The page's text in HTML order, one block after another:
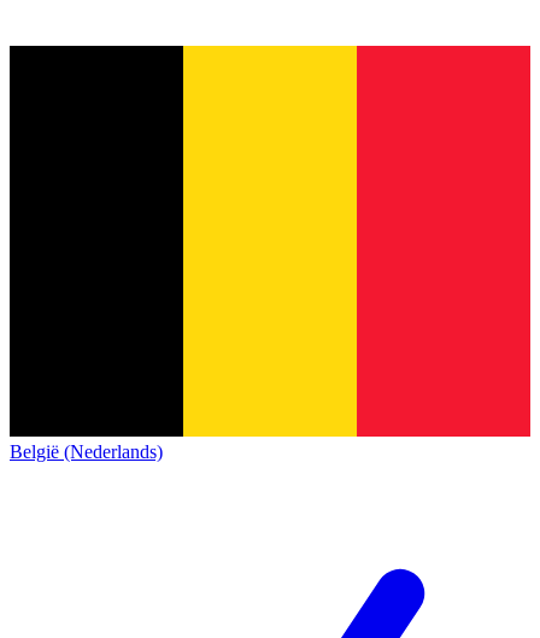
België (Nederlands)